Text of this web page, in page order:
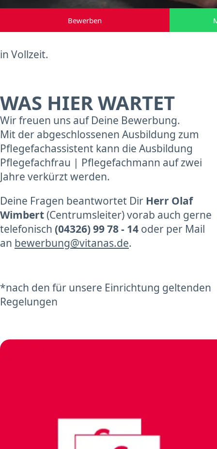
Bewerben
in Vollzeit.
WAS HIER WARTET
Wir freuen uns auf Deine Bewerbung.
Mit der abgeschlossenen Ausbildung zum
Pflegefachassistent kann die Ausbildung
Pflegefachfrau | Pflegefachmann auf zwei
Jahre verkürzt werden.
Deine Fragen beantwortet Dir Herr Olaf
Wimbert(Centrumsleiter) vorab auch gerne
telefonisch (04326) 99 78 - 14 oder per Mail
an bewerbung@vitanas.de.
*nach den für unsere Einrichtung geltenden
Regelungen